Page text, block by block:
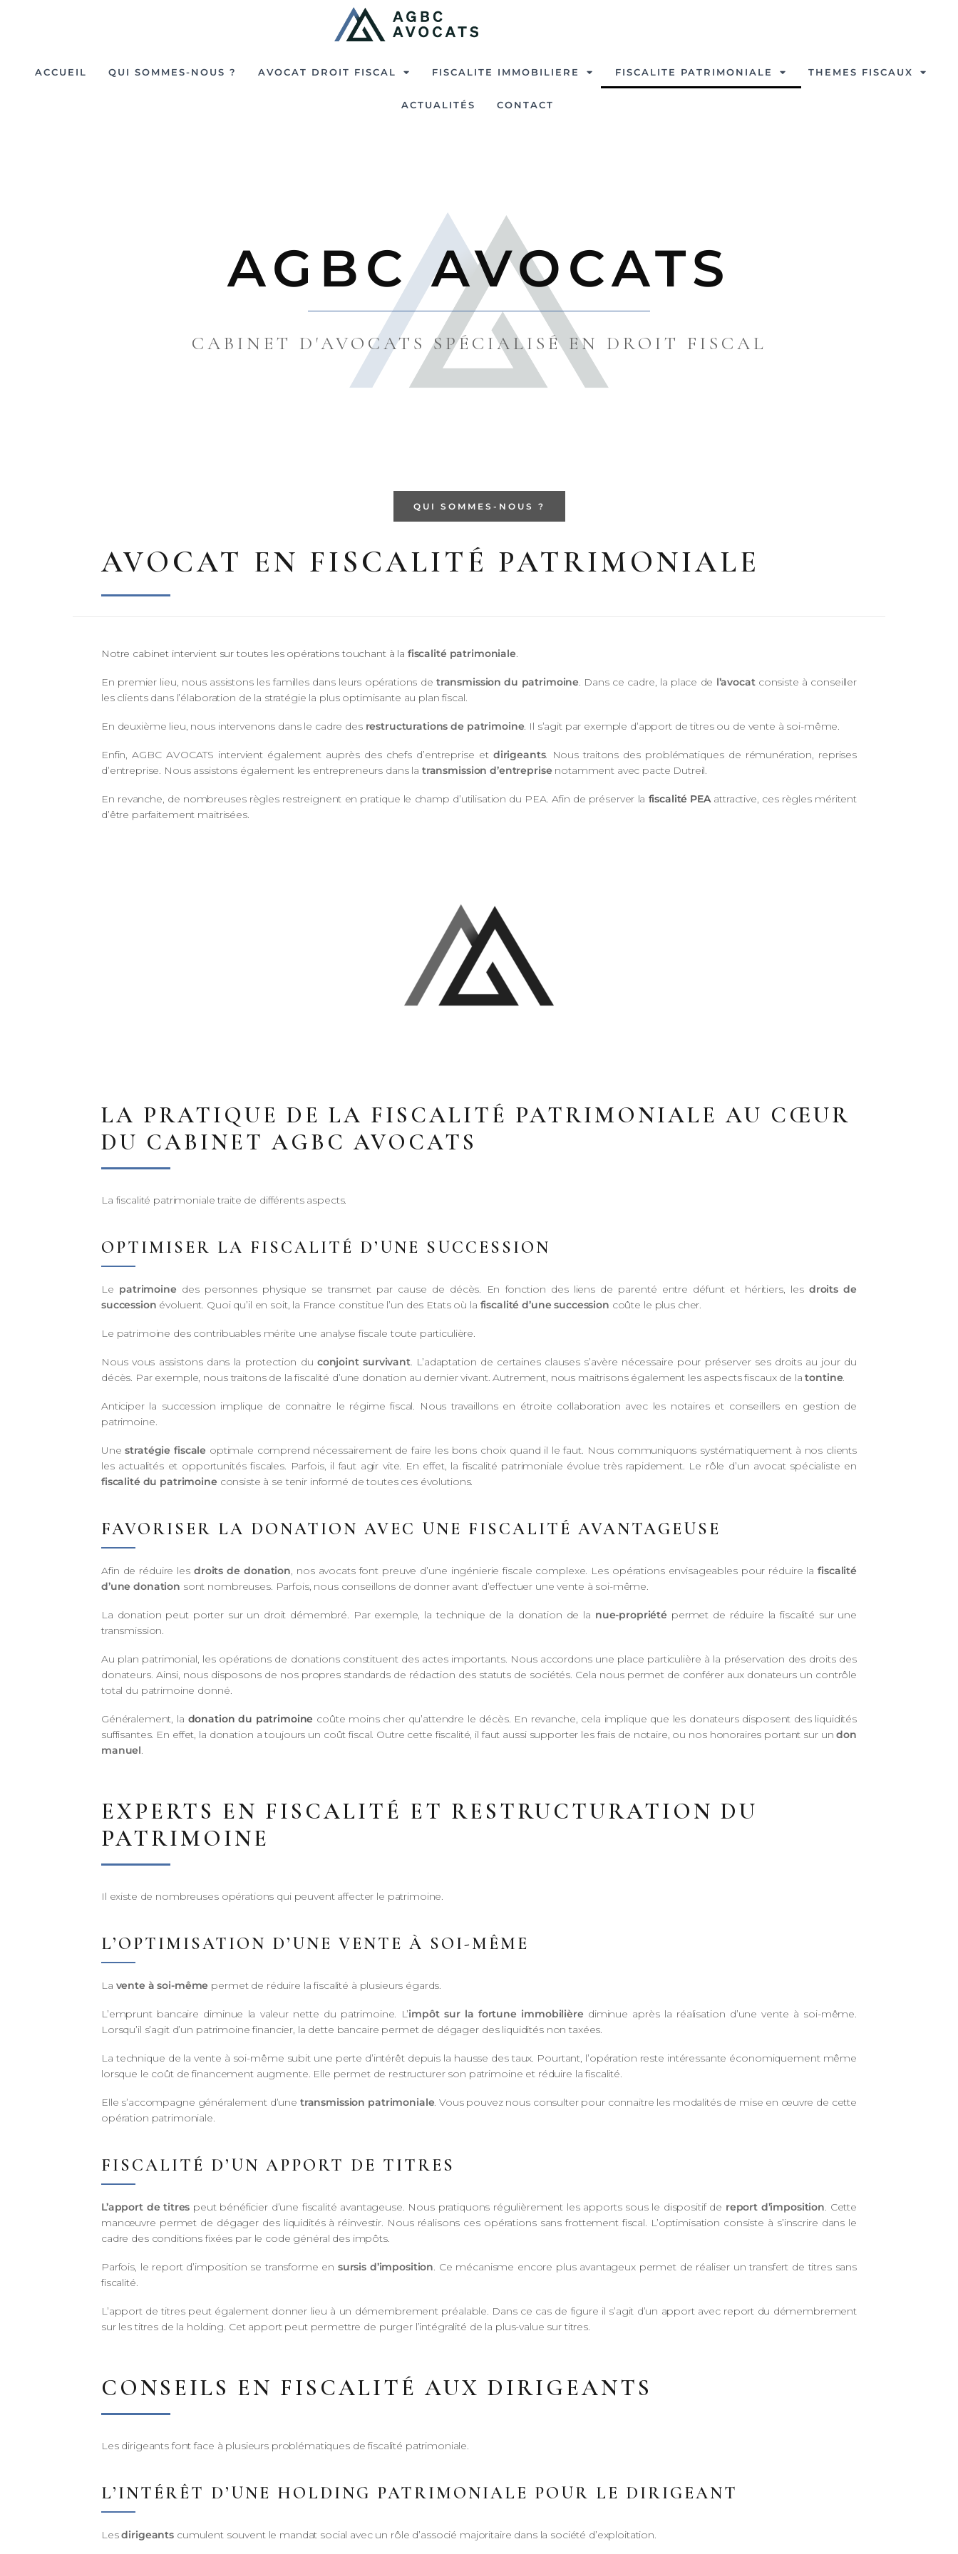
ACCUEIL QUI SOMMES-NOUS ? AVOCAT DROIT FISCAL FISCALITE IMMOBILIERE FISCALITE PATRIMONIALE THEMES FISCAUX
ACTUALITÉS CONTACT
AGBC AVOCATS
CABINET D'AVOCATS SPÉCIALISÉ EN DROIT FISCAL
QUI SOMMES-NOUS ?
AVOCAT EN FISCALITÉ PATRIMONIALE
Notre cabinet intervient sur toutes les opérations touchant à la fiscalité patrimoniale.
En premier lieu, nous assistons les familles dans leurs opérations de transmission du patrimoine. Dans ce cadre, la place de l’avocatconsiste à conseiller
les clients dans l’élaboration de la stratégie la plus optimisante au plan fiscal.
En deuxième lieu, nous intervenons dans le cadre des restructurations de patrimoine. Il s’agit par exemple d’apport de titres ou de vente à soi-même.
Enfin, AGBC AVOCATS intervient également auprès des chefs d’entreprise et dirigeants. Nous traitons des problématiques de rémunération, reprises
d’entreprise. Nous assistons également les entrepreneurs dans la transmission d’entreprise notamment avec pacte Dutreil.
En revanche, de nombreuses règles restreignent en pratique le champ d’utilisation du PEA. Afin de préserver la fiscalité PEAattractive, ces règles méritent
d’être parfaitement maitrisées.
LA PRATIQUE DE LA FISCALITÉ PATRIMONIALE AU CŒUR
DU CABINET AGBC AVOCATS
La fiscalité patrimoniale traite de différents aspects.
OPTIMISER LA FISCALITÉ D’UNE SUCCESSION
Le patrimoine des personnes physique se transmet par cause de décès. En fonction des liens de parenté entre défunt et héritiers, les droits de
succession évoluent. Quoi qu’il en soit, la France constitue l’un des Etats où la fiscalité d’une succession coûte le plus cher.
Le patrimoine des contribuables mérite une analyse fiscale toute particulière.
Nous vous assistons dans la protection du conjoint survivant. L’adaptation de certaines clauses s’avère nécessaire pour préserver ses droits au jour du
décès. Par exemple, nous traitons de la fiscalité d’une donation au dernier vivant. Autrement, nous maitrisons également les aspects fiscaux de latontine.
Anticiper la succession implique de connaitre le régime fiscal. Nous travaillons en étroite collaboration avec les notaires et conseillers en gestion de
patrimoine.
Une stratégie fiscale optimale comprend nécessairement de faire les bons choix quand il le faut. Nous communiquons systématiquement à nos clients
les actualités et opportunités fiscales. Parfois, il faut agir vite. En effet, la fiscalité patrimoniale évolue très rapidement. Le rôle d’un avocat spécialiste en
fiscalité du patrimoine consiste à se tenir informé de toutes ces évolutions.
FAVORISER LA DONATION AVEC UNE FISCALITÉ AVANTAGEUSE
Afin de réduire lesdroits de donation, nos avocats font preuve d’une ingénierie fiscale complexe. Les opérations envisageables pour réduire lafiscalité
d’une donation sont nombreuses. Parfois, nous conseillons de donner avant d’effectuer une vente à soi-même.
La donation peut porter sur un droit démembré. Par exemple, la technique de la donation de la nue-propriété permet de réduire la fiscalité sur une
transmission.
Au plan patrimonial, les opérations de donations constituent des actes importants. Nous accordons une place particulière à la préservation des droits des
donateurs. Ainsi, nous disposons de nos propres standards de rédaction des statuts de sociétés. Cela nous permet de conférer aux donateurs un contrôle
total du patrimoine donné.
Généralement, la donation du patrimoine coûte moins cher qu’attendre le décès. En revanche, cela implique que les donateurs disposent des liquidités
suffisantes. En effet, la donation a toujours un coût fiscal. Outre cette fiscalité, il faut aussi supporter les frais de notaire, ou nos honoraires portant sur undon
manuel.
EXPERTS EN FISCALITÉ ET RESTRUCTURATION DU
PATRIMOINE
Il existe de nombreuses opérations qui peuvent affecter le patrimoine.
L’OPTIMISATION D’UNE VENTE À SOI-MÊME
La vente à soi-même permet de réduire la fiscalité à plusieurs égards.
L’emprunt bancaire diminue la valeur nette du patrimoine. L’impôt sur la fortune immobilière diminue après la réalisation d’une vente à soi-même.
Lorsqu’il s’agit d’un patrimoine financier, la dette bancaire permet de dégager des liquidités non taxées.
La technique de la vente à soi-même subit une perte d’intérêt depuis la hausse des taux. Pourtant, l’opération reste intéressante économiquement même
lorsque le coût de financement augmente. Elle permet de restructurer son patrimoine et réduire la fiscalité.
Elle s’accompagne généralement d’une transmission patrimoniale. Vous pouvez nous consulter pour connaitre les modalités de mise en œuvre de cette
opération patrimoniale.
FISCALITÉ D’UN APPORT DE TITRES
L’apport de titres peut bénéficier d’une fiscalité avantageuse. Nous pratiquons régulièrement les apports sous le dispositif de report d’imposition. Cette
manœuvre permet de dégager des liquidités à réinvestir. Nous réalisons ces opérations sans frottement fiscal. L’optimisation consiste à s’inscrire dans le
cadre des conditions fixées par le code général des impôts.
Parfois, le report d’imposition se transforme en sursis d’imposition. Ce mécanisme encore plus avantageux permet de réaliser un transfert de titres sans
fiscalité.
L’apport de titres peut également donner lieu à un démembrement préalable. Dans ce cas de figure il s’agit d’un apport avec report du démembrement
sur les titres de la holding. Cet apport peut permettre de purger l’intégralité de la plus-value sur titres.
CONSEILS EN FISCALITÉ AUX DIRIGEANTS
Les dirigeants font face à plusieurs problématiques de fiscalité patrimoniale.
L’INTÉRÊT D’UNE HOLDING PATRIMONIALE POUR LE DIRIGEANT
Lesdirigeants cumulent souvent le mandat social avec un rôle d’associé majoritaire dans la société d’exploitation.